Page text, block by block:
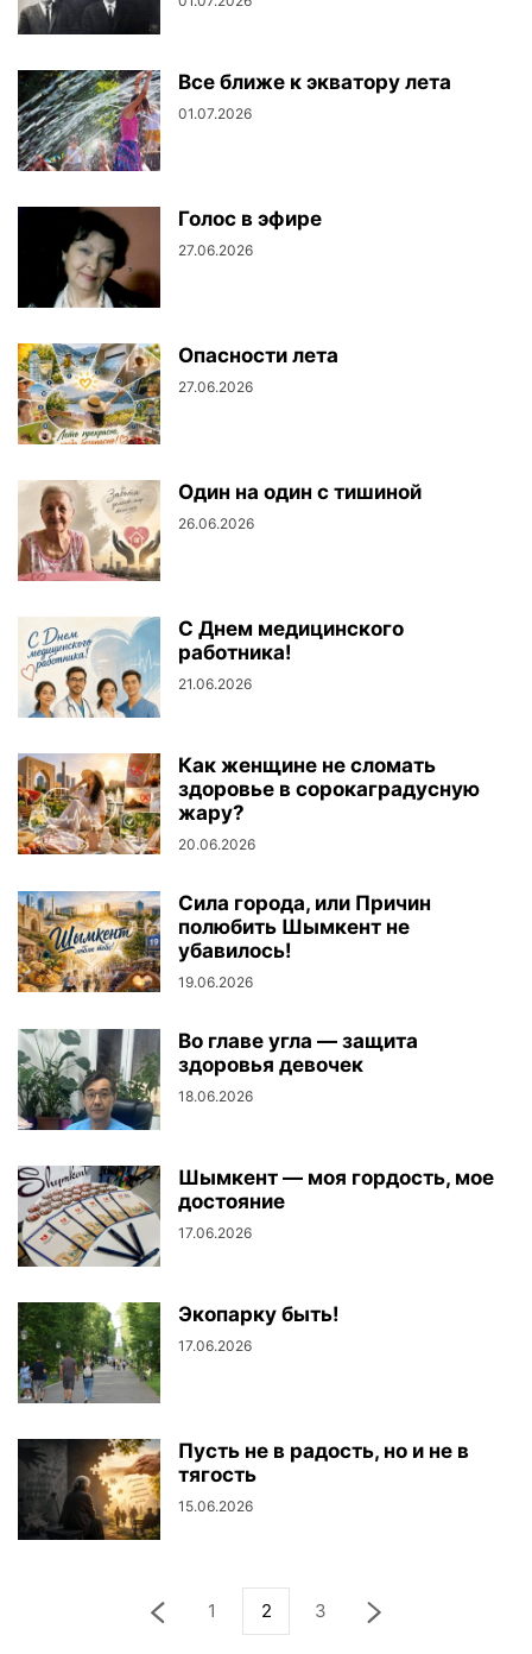
Все ближе к экватору лета
01.07.2026
Голос в эфире
27.06.2026
Опасности лета
27.06.2026
Один на один с тишиной
26.06.2026
С Днем медицинского
работника!
21.06.2026
Как женщине не сломать
здоровье в сорокаградусную
жару?
20.06.2026
Сила города, или Причин
полюбить Шымкент не
убавилось!
19.06.2026
Во главе угла — защита
здоровья девочек
18.06.2026
Шымкент — моя гордость, мое
достояние
17.06.2026
Экопарку быть!
17.06.2026
Пусть не в радость, но и не в
тягость
15.06.2026
1 2 3